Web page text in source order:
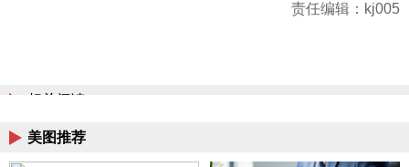
责任编辑：kj005
相关阅读
美图推荐